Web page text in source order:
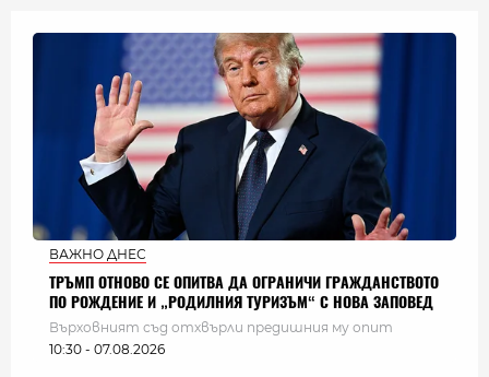
ВАЖНО ДНЕС
ТРЪМП ОТНОВО СЕ ОПИТВА ДА ОГРАНИЧИ ГРАЖДАНСТВОТО
ПО РОЖДЕНИЕ И „РОДИЛНИЯ ТУРИЗЪМ“ С НОВА ЗАПОВЕД
Върховният съд отхвърли предишния му опит
10:30 - 07.08.2026